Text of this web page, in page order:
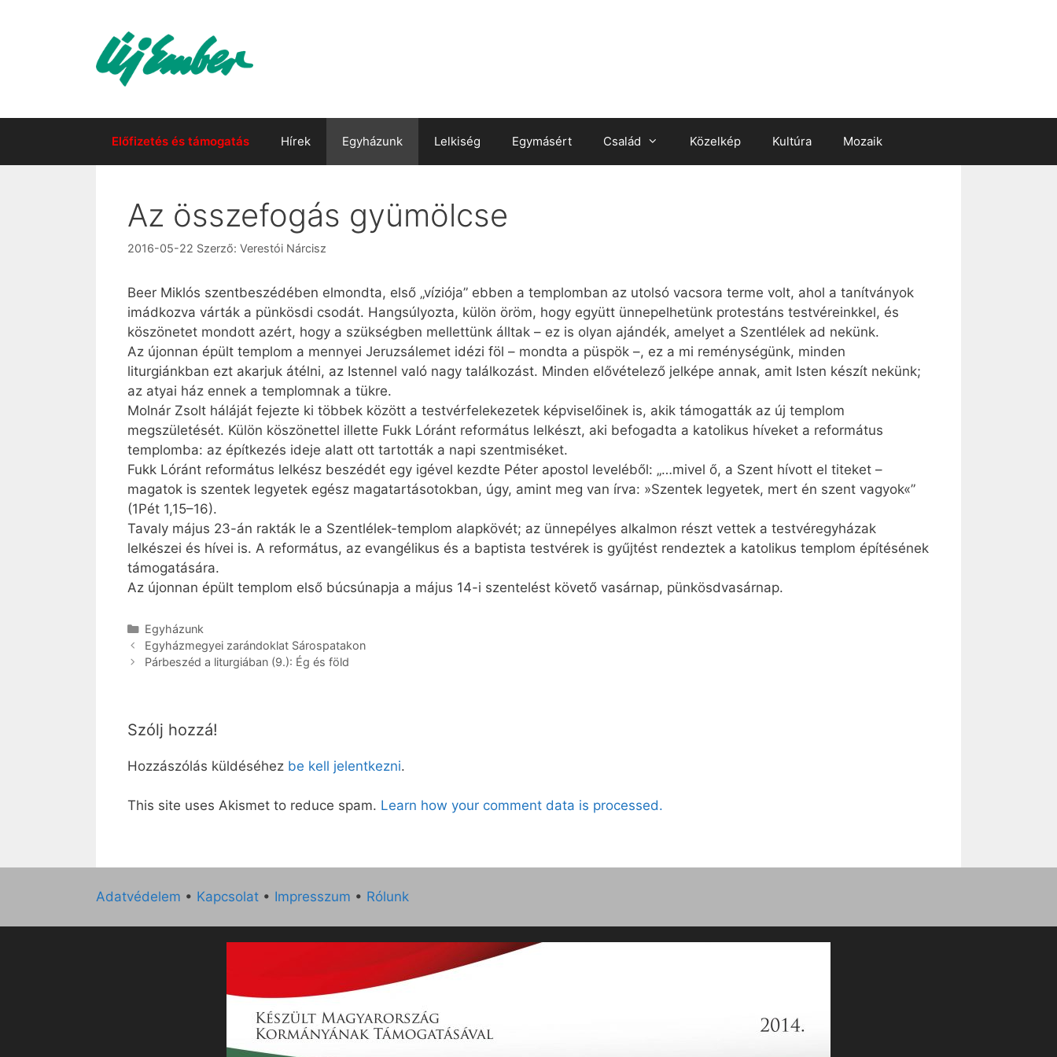
Előfizetés és támogatás Hírek Egyházunk Lelkiség Egymásért Család Közelkép Kultúra Mozaik
Az összefogás gyümölcse
2016-05-22 Szerző: Verestói Nárcisz
Beer Miklós szentbeszédében elmondta, első „víziója” ebben a templomban az utolsó vacsora terme volt, ahol a tanítványok
imádkozva várták a pünkösdi csodát. Hangsúlyozta, külön öröm, hogy együtt ünnepelhetünk protestáns testvéreinkkel, és
köszönetet mondott azért, hogy a szükségben mellettünk álltak – ez is olyan ajándék, amelyet a Szentlélek ad nekünk.
Az újonnan épült templom a mennyei Jeruzsálemet idézi föl – mondta a püspök –, ez a mi reménységünk, minden
liturgiánkban ezt akarjuk átélni, az Istennel való nagy találkozást. Minden elővételező jelképe annak, amit Isten készít nekünk;
az atyai ház ennek a templomnak a tükre.
Molnár Zsolt háláját fejezte ki többek között a testvérfelekezetek képviselőinek is, akik támogatták az új templom
megszületését. Külön köszönettel illette Fukk Lóránt református lelkészt, aki befogadta a katolikus híveket a református
templomba: az építkezés ideje alatt ott tartották a napi szentmiséket.
Fukk Lóránt református lelkész beszédét egy igével kezdte Péter apostol leveléből: „…mivel ő, a Szent hívott el titeket –
magatok is szentek legyetek egész magatartásotokban, úgy, amint meg van írva: »Szentek legyetek, mert én szent vagyok«”
(1Pét 1,15–16).
Tavaly május 23-án rakták le a Szentlélek-templom alapkövét; az ünnepélyes alkalmon részt vettek a testvéregyházak
lelkészei és hívei is. A református, az evangélikus és a baptista testvérek is gyűjtést rendeztek a katolikus templom építésének
támogatására.
Az újonnan épült templom első búcsúnapja a május 14-i szentelést követő vasárnap, pünkösdvasárnap.
Kategória
Egyházunk
Egyházmegyei zarándoklat Sárospatakon
Párbeszéd a liturgiában (9.): Ég és föld
Szólj hozzá!
Hozzászólás küldéséhez be kell jelentkezni.
This site uses Akismet to reduce spam. Learn how your comment data is processed.
Adatvédelem • Kapcsolat • Impresszum • Rólunk